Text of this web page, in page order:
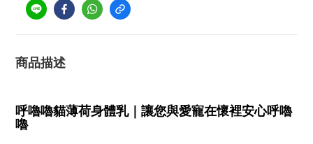
商品描述
呼嚕嚕貓薄荷身體乳｜讓您與愛寵在懷裡安心呼嚕
嚕